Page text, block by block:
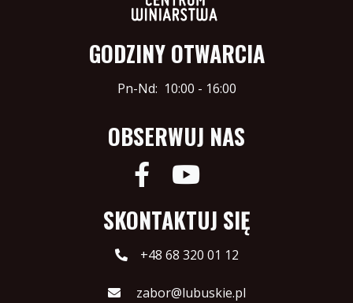
GODZINY OTWARCIA
Pn-Nd: 10:00 - 16:00
OBSERWUJ NAS
SKONTAKTUJ SIĘ
+48 68 320 01 12
zabor@lubuskie.pl